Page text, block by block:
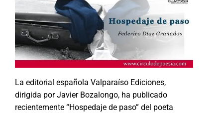
La editorial española Valparaíso Ediciones,
dirigida por Javier Bozalongo, ha publicado
recientemente “Hospedaje de paso” del poeta